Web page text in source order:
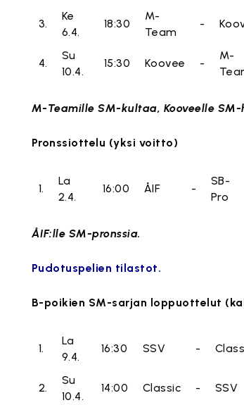
3.
Ke
6.4.
18:30
M-
Team
-
4.
Su
10.4.
15:30 Koovee -
M-
M-Teamille SM-kultaa, Kooveelle SM-
Pronssiottelu (yksi voitto)
1.
La
2.4.
16:00 ÅIF -
SB-
Pro
ÅIF:lle SM-pronssia.
Pudotuspelien tilastot.
B-poikien SM-sarjan loppuottelut
1.
La
9.4.
16:30 SSV -
2.
Su
10.4.
14:00 Classic - SSV